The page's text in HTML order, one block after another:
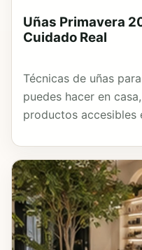
Uñas Primavera
Cuidado Real
Técnicas de uñas
puedes hacer en
productos accesibles